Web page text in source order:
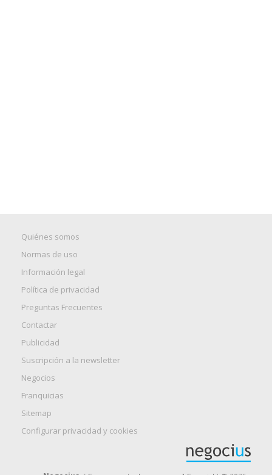
Quiénes somos
Normas de uso
Información legal
Política de privacidad
Preguntas Frecuentes
Contactar
Publicidad
Suscripción a la newsletter
Negocios
Franquicias
Sitemap
Configurar privacidad y cookies